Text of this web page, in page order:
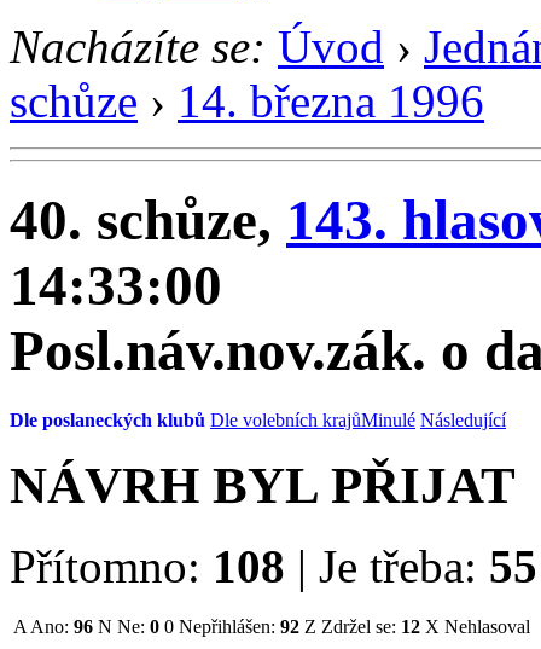
Nacházíte se: Úvod ›
schůze › 14. března 1996
40. schůze, 143.
14:33:00
Posl.náv.nov.zák. o
Dle poslaneckých klubů Dle volebních krajůMinulé Následující
NÁVRH BYL PŘIJAT
Přítomno: 108 | Je třeba: 55
A Ano: 96 N Ne: 0 0 Nepřihlášen: 92 Z Zdržel se: 12 X Nehlasoval